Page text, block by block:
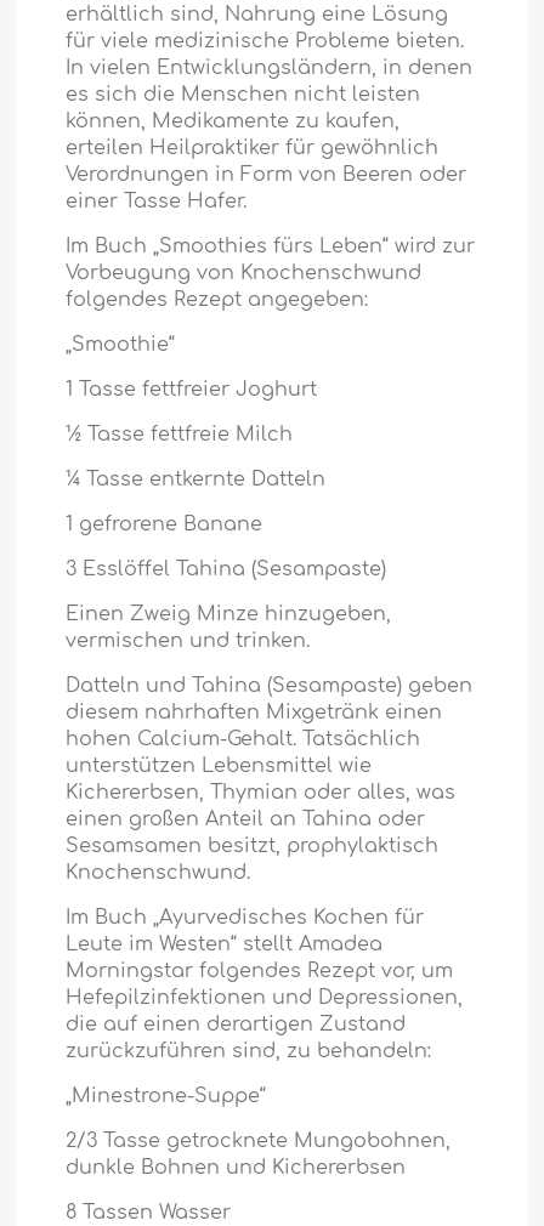
erhältlich sind, Nahrung eine Lösung
für viele medizinische Probleme bieten.
In vielen Entwicklungsländern, in denen
es sich die Menschen nicht leisten
können, Medikamente zu kaufen,
erteilen Heilpraktiker für gewöhnlich
Verordnungen in Form von Beeren oder
einer Tasse Hafer.
Im Buch „Smoothies fürs Leben“ wird zur
Vorbeugung von Knochenschwund
folgendes Rezept angegeben:
„Smoothie“
1 Tasse fettfreier Joghurt
½ Tasse fettfreie Milch
¼ Tasse entkernte Datteln
1 gefrorene Banane
3 Esslöffel Tahina (Sesampaste)
Einen Zweig Minze hinzugeben,
vermischen und trinken.
Datteln und Tahina (Sesampaste) geben
diesem nahrhaften Mixgetränk einen
hohen Calcium-Gehalt. Tatsächlich
unterstützen Lebensmittel wie
Kichererbsen, Thymian oder alles, was
einen großen Anteil an Tahina oder
Sesamsamen besitzt, prophylaktisch
Knochenschwund.
Im Buch „Ayurvedisches Kochen für
Leute im Westen“ stellt Amadea
Morningstar folgendes Rezept vor, um
Hefepilzinfektionen und Depressionen,
die auf einen derartigen Zustand
zurückzuführen sind, zu behandeln:
„Minestrone-Suppe“
2/3 Tasse getrocknete Mungobohnen,
dunkle Bohnen und Kichererbsen
8 Tassen Wasser